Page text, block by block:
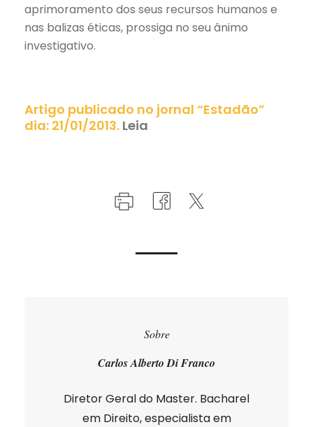
aprimoramento dos seus recursos humanos e
nas balizas éticas, prossiga no seu ânimo
investigativo.
Artigo publicado no jornal “Estadão”
dia: 21/01/2013. Leia
Sobre
Carlos Alberto Di Franco
Diretor Geral do Master. Bacharel
em Direito, especialista em